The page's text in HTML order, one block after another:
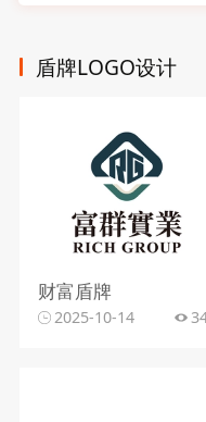
盾牌LOGO设计
财富盾牌
2025-10-14